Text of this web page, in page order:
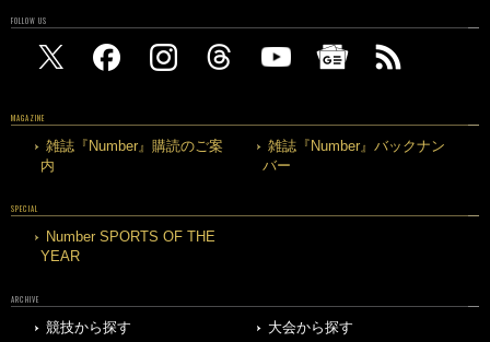
FOLLOW US
MAGAZINE
雑誌『Number』購読のご案
内
雑誌『Number』バックナン
バー
SPECIAL
Number SPORTS OF THE
YEAR
ARCHIVE
競技から探す
大会から探す